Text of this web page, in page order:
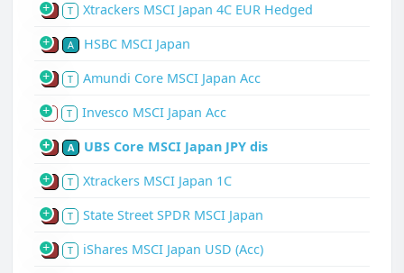
P T Xtrackers MSCI Japan 4C EUR Hedged
P A HSBC MSCI Japan
P T Amundi Core MSCI Japan Acc
S T Invesco MSCI Japan Acc
P A UBS Core MSCI Japan JPY dis
P T Xtrackers MSCI Japan 1C
P T State Street SPDR MSCI Japan
P T iShares MSCI Japan USD (Acc)